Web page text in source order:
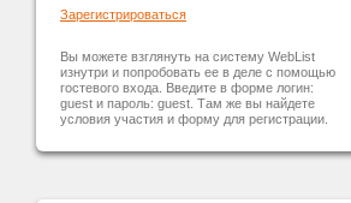
Зарегистрироваться
Вы можете взглянуть на систему WebList
изнутри и попробовать ее в деле с помощью
гостевого входа. Введите в форме логин:
guest и пароль: guest. Там же вы найдете
условия участия и форму для регистрации.